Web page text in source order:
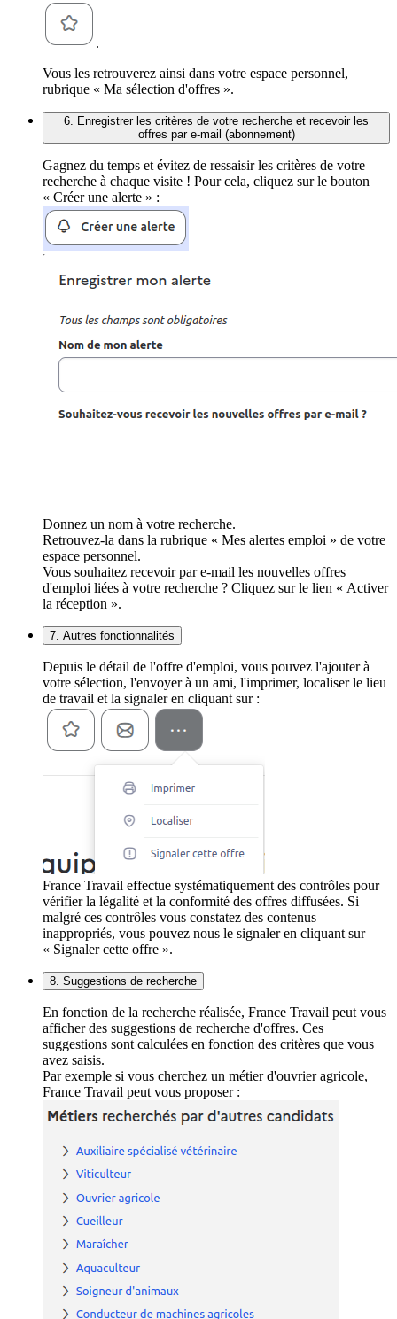
.
Vous les retrouverez ainsi dans votre espace personnel,
rubrique « Ma sélection d'offres ».
6. Enregistrer les critères de votre recherche et recevoir les
offres par e-mail (abonnement)
Gagnez du temps et évitez de ressaisir les critères de votre
recherche à chaque visite ! Pour cela, cliquez sur le bouton
« Créer une alerte » :
Donnez un nom à votre recherche.
Retrouvez-la dans la rubrique « Mes alertes emploi » de votre
espace personnel.
Vous souhaitez recevoir par e-mail les nouvelles offres
d'emploi liées à votre recherche ? Cliquez sur le lien « Activer
la réception ».
7. Autres fonctionnalités
Depuis le détail de l'offre d'emploi, vous pouvez l'ajouter à
votre sélection, l'envoyer à un ami, l'imprimer, localiser le lieu
de travail et la signaler en cliquant sur :
France Travail effectue systématiquement des contrôles pour
vérifier la légalité et la conformité des offres diffusées. Si
malgré ces contrôles vous constatez des contenus
inappropriés, vous pouvez nous le signaler en cliquant sur
« Signaler cette offre ».
8. Suggestions de recherche
En fonction de la recherche réalisée, France Travail peut vous
afficher des suggestions de recherche d'offres. Ces
suggestions sont calculées en fonction des critères que vous
avez saisis.
Par exemple si vous cherchez un métier d'ouvrier agricole,
France Travail peut vous proposer :